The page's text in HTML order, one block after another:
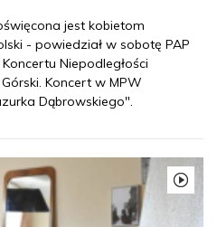
jest kobietom
- powiedział w sobotę PAP
Niepodległości
Koncert w MPW
Dąbrowskiego".